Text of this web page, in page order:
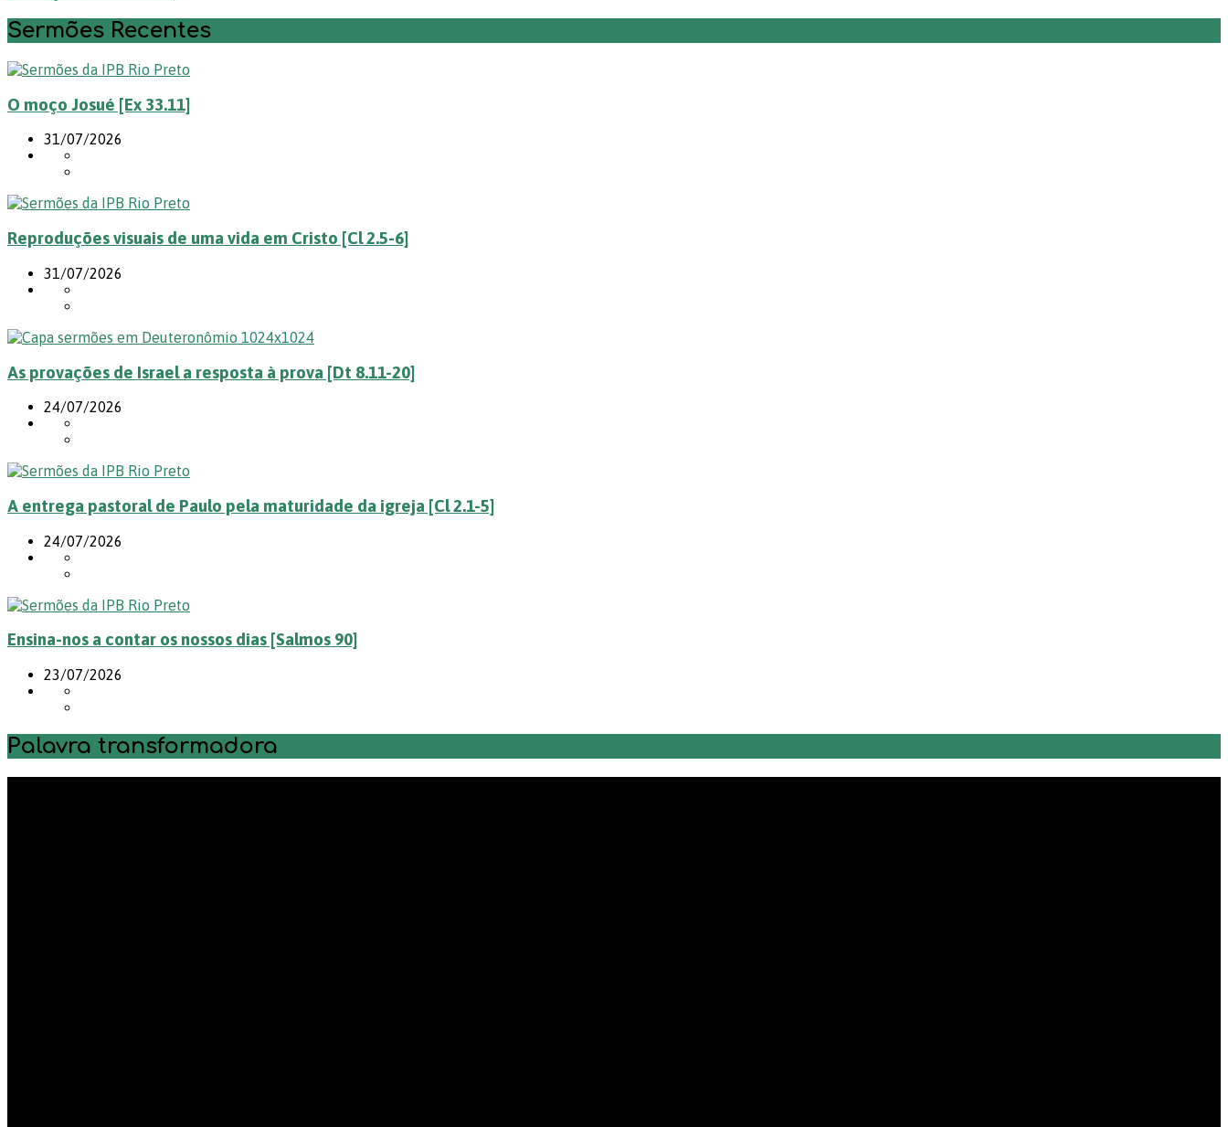
Sermões Recentes
O moço Josué [Ex 33.11]
31/07/2026
Reproduções visuais de uma vida em Cristo [Cl 2.5-6]
31/07/2026
As provações de Israel a resposta à prova [Dt 8.11-20]
24/07/2026
A entrega pastoral de Paulo pela maturidade da igreja [Cl 2.1-5]
24/07/2026
Ensina-nos a contar os nossos dias [Salmos 90]
23/07/2026
Palavra transformadora